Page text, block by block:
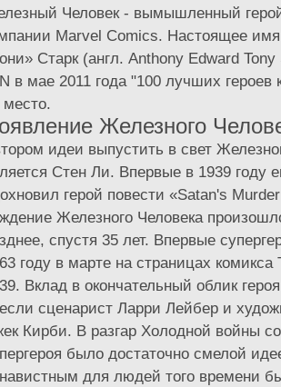
Человек - вымышленный
Marvel Comics. Настоящее
Старк (англ. Anthony Edward
в мае 2011 года "100 лучших героев
место.
Железного
идеи выпустить в свет
Стен Ли. Впервые в 1939 году
герой повести «Satan's
Железного Человека
спустя 35 лет. Впервые
году в марте на страницах комикса
Вклад в окончательный облик
сценарист Ларри Лейбер и
Кирби. В разгар Холодной войны
было достаточно смелой
для людей того времени